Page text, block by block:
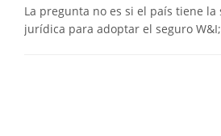
La pregunta no es si el país tiene la
jurídica para adoptar el seguro